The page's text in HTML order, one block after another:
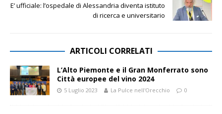
E’ ufficiale: l’ospedale di Alessandria diventa istituto
di ricerca e universitario
ARTICOLI CORRELATI
L’Alto Piemonte e il Gran Monferrato sono
Città europee del vino 2024
5 Luglio 2023 La Pulce nell'Orecchio 0